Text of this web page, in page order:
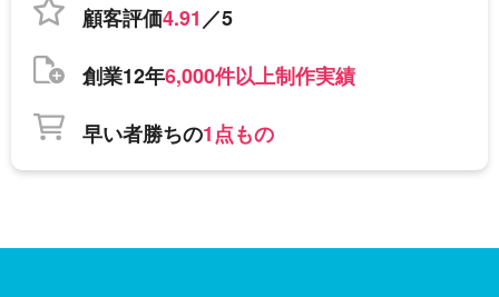
顧客評価4.91／5
創業12年6,000件以上制作実績
早い者勝ちの1点もの